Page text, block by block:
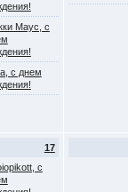
Маус, с
с днем
17
с